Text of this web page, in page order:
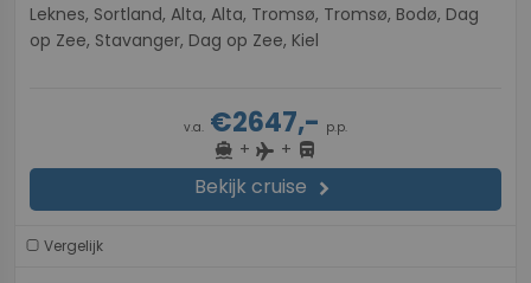
Leknes, Sortland, Alta, Alta, Tromsø, Tromsø, Bodø, Dag
op Zee, Stavanger, Dag op Zee, Kiel
v.a. €2647,- p.p.
directions_boat + flight + directions_bus
Bekijk cruise chevron_right
Vergelijk